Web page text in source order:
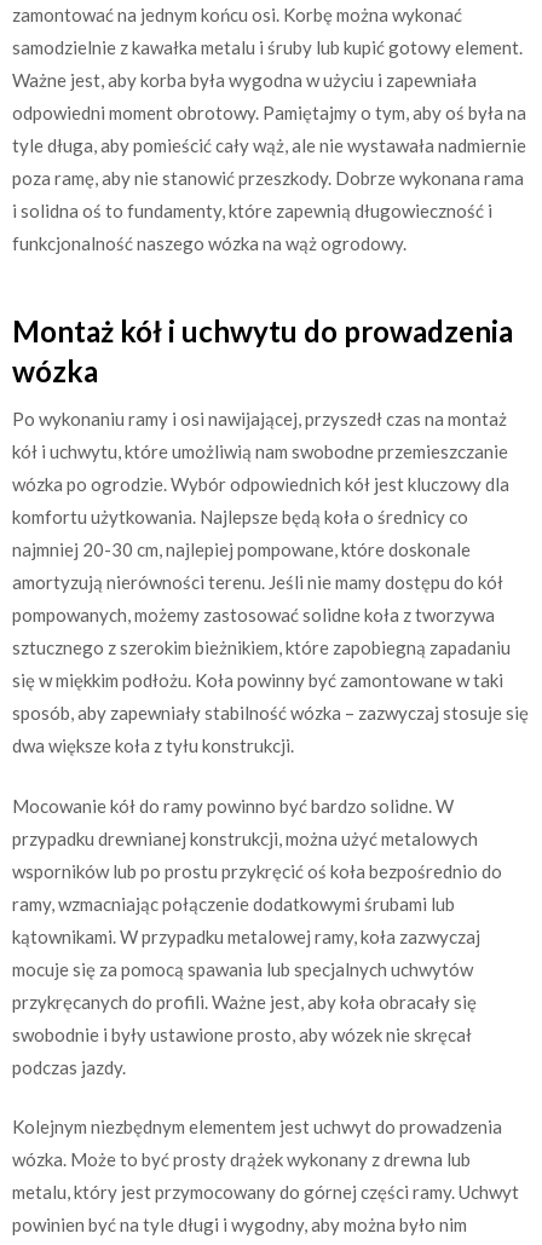
zamontować na jednym końcu osi. Korbę można wykonać
samodzielnie z kawałka metalu i śruby lub kupić gotowy element.
Ważne jest, aby korba była wygodna w użyciu i zapewniała
odpowiedni moment obrotowy. Pamiętajmy o tym, aby oś była na
tyle długa, aby pomieścić cały wąż, ale nie wystawała nadmiernie
poza ramę, aby nie stanowić przeszkody. Dobrze wykonana rama
i solidna oś to fundamenty, które zapewnią długowieczność i
funkcjonalność naszego wózka na wąż ogrodowy.
Montaż kół i uchwytu do prowadzenia
wózka
Po wykonaniu ramy i osi nawijającej, przyszedł czas na montaż
kół i uchwytu, które umożliwią nam swobodne przemieszczanie
wózka po ogrodzie. Wybór odpowiednich kół jest kluczowy dla
komfortu użytkowania. Najlepsze będą koła o średnicy co
najmniej 20-30 cm, najlepiej pompowane, które doskonale
amortyzują nierówności terenu. Jeśli nie mamy dostępu do kół
pompowanych, możemy zastosować solidne koła z tworzywa
sztucznego z szerokim bieżnikiem, które zapobiegną zapadaniu
się w miękkim podłożu. Koła powinny być zamontowane w taki
sposób, aby zapewniały stabilność wózka – zazwyczaj stosuje się
dwa większe koła z tyłu konstrukcji.
Mocowanie kół do ramy powinno być bardzo solidne. W
przypadku drewnianej konstrukcji, można użyć metalowych
wsporników lub po prostu przykręcić oś koła bezpośrednio do
ramy, wzmacniając połączenie dodatkowymi śrubami lub
kątownikami. W przypadku metalowej ramy, koła zazwyczaj
mocuje się za pomocą spawania lub specjalnych uchwytów
przykręcanych do profili. Ważne jest, aby koła obracały się
swobodnie i były ustawione prosto, aby wózek nie skręcał
podczas jazdy.
Kolejnym niezbędnym elementem jest uchwyt do prowadzenia
wózka. Może to być prosty drążek wykonany z drewna lub
metalu, który jest przymocowany do górnej części ramy. Uchwyt
powinien być na tyle długi i wygodny, aby można było nim